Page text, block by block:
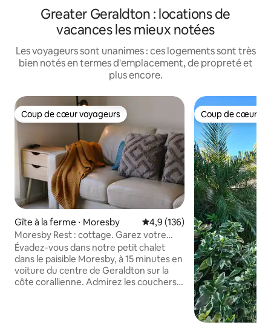
Greater Geraldton : locations de
vacances les mieux notées
Les voyageurs sont unanimes : ces logements sont très
bien notés en termes d'emplacement, de propreté et
plus encore.
Coup de cœur voyageurs
Coup de cœur voyageurs
Gîte à la ferme ⋅ Moresby Évaluation moyenne sur la
4,9 (136)
Moresby Rest : cottage. Garez votre
remorque/van/bateau
Évadez-vous dans notre petit chalet
dans le paisible Moresby, à 15 minutes en
voiture du centre de Geraldton sur la
côte corallienne. Admirez les couchers
Coup de cœur
Coup de cœur